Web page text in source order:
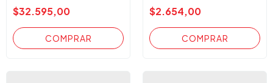
$32.595,00 $2.654,00